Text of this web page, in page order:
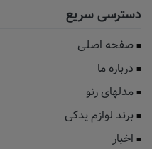
دسترسی سریع
صفحه اصلی
درباره ما
مدلهای رنو
برند لوازم یدکی
اخبار